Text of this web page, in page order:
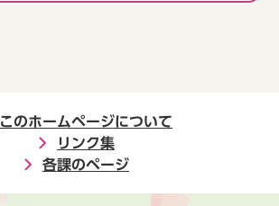
このホームページについて
リンク集
各課のページ